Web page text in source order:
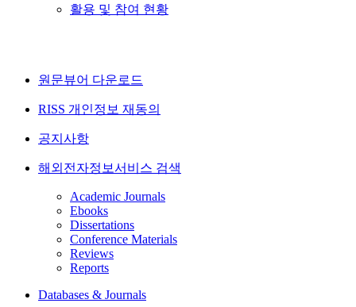
활용 및 참여 현황
원문뷰어 다운로드
RISS 개인정보 재동의
공지사항
해외전자정보서비스 검색
Academic Journals
Ebooks
Dissertations
Conference Materials
Reviews
Reports
Databases & Journals